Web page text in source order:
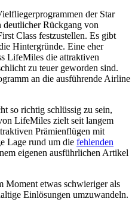
der Star
Rückgang von
Class festzustellen. Es gibt
Hintergründe. Eine eher
LifeMiles die attraktiven
zu teuer geworden sind.
an die ausführende Airline
so richtig schlüssig zu sein,
LifeMiles zielt seit langem
Prämienflügen mit
Lage rund um die fehlenden
eigenen ausführlichen Artikel
Moment etwas schwieriger als
Einlösungen umzuwandeln.